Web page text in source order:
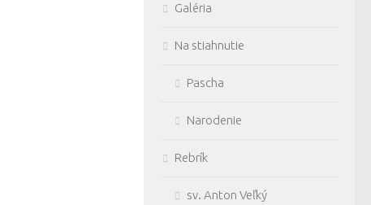
Galéria
Na stiahnutie
Pascha
Narodenie
Rebrík
sv. Anton Veľký